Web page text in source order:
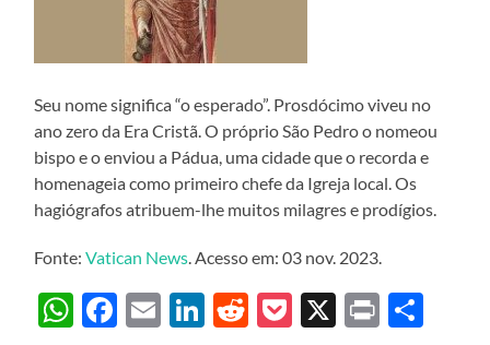
Seu nome significa “o esperado”. Prosdócimo viveu no
ano zero da Era Cristã. O próprio São Pedro o nomeou
bispo e o enviou a Pádua, uma cidade que o recorda e
homenageia como primeiro chefe da Igreja local. Os
hagiógrafos atribuem-lhe muitos milagres e prodígios.
Fonte:Vatican News. Acesso em: 03 nov. 2023.
WhatsApp
Facebook
EmailLinkedIn
Reddit
Pocket
X Print